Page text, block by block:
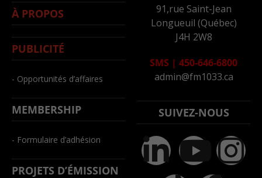
À PROPOS
PUBLICITÉ
- Opportunités d’affaires
MEMBERSHIP
- Formulaire d’adhésion
PROJETS D’ÉMISSION
91,rue Saint-Jean
Longueuil (Québec)
J4H 2W8
SMS | 450-646-6800
admin@fm1033.ca
SUIVEZ-NOUS